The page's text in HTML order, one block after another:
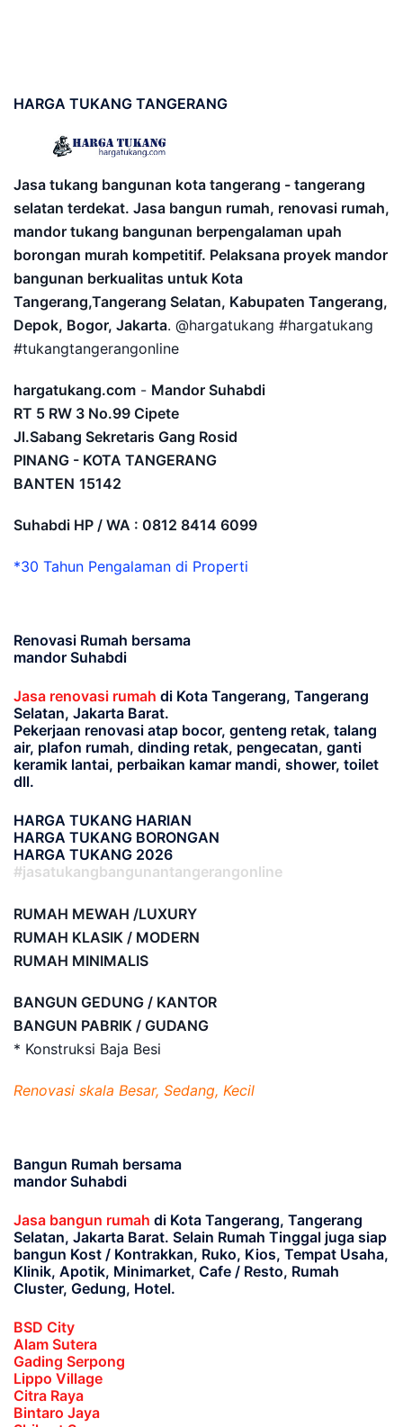
HARGA TUKANG TANGERANG
Jasa tukang bangunan kota tangerang - tangerang
selatan terdekat. Jasa bangun rumah, renovasi rumah,
mandor tukang bangunan berpengalaman upah
borongan murah kompetitif. Pelaksana proyek mandor
bangunan berkualitas untuk Kota
Tangerang,Tangerang Selatan, Kabupaten Tangerang,
Depok, Bogor, Jakarta. @hargatukang #hargatukang
#tukangtangerangonline
hargatukang.com - Mandor Suhabdi
RT 5 RW 3 No.99 Cipete
Jl.Sabang Sekretaris Gang Rosid
PINANG - KOTA TANGERANG
BANTEN 15142
Suhabdi HP / WA : 0812 8414 6099
*30 Tahun Pengalaman di Properti
Renovasi Rumah bersama
mandor Suhabdi
Jasa renovasi rumah di Kota Tangerang, Tangerang
Selatan, Jakarta Barat.
Pekerjaan renovasi atap bocor, genteng retak, talang
air, plafon rumah, dinding retak, pengecatan, ganti
keramik lantai, perbaikan kamar mandi, shower, toilet
dll.
HARGA TUKANG HARIAN
HARGA TUKANG BORONGAN
HARGA TUKANG 2026
#jasatukangbangunantangerangonline
RUMAH MEWAH /LUXURY
RUMAH KLASIK / MODERN
RUMAH MINIMALIS
BANGUN GEDUNG / KANTOR
BANGUN PABRIK / GUDANG
* Konstruksi Baja Besi
Renovasi skala Besar, Sedang, Kecil
Bangun Rumah bersama
mandor Suhabdi
Jasa bangun rumah di Kota Tangerang, Tangerang
Selatan, Jakarta Barat. Selain Rumah Tinggal juga siap
bangun Kost / Kontrakkan, Ruko, Kios, Tempat Usaha,
Klinik, Apotik, Minimarket, Cafe / Resto, Rumah
Cluster, Gedung, Hotel.
BSD City
Alam Sutera
Gading Serpong
Lippo Village
Citra Raya
Bintaro Jaya